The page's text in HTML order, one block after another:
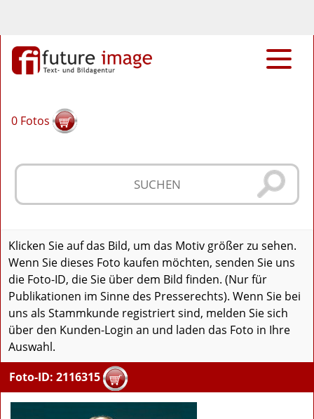
0 Fotos
Klicken Sie auf das Bild, um das Motiv größer zu sehen.
Wenn Sie dieses Foto kaufen möchten, senden Sie uns
die Foto-ID, die Sie über dem Bild finden. (Nur für
Publikationen im Sinne des Presserechts). Wenn Sie bei
uns als Stammkunde registriert sind, melden Sie sich
über den Kunden-Login an und laden das Foto in Ihre
Auswahl.
Foto-ID: 2116315